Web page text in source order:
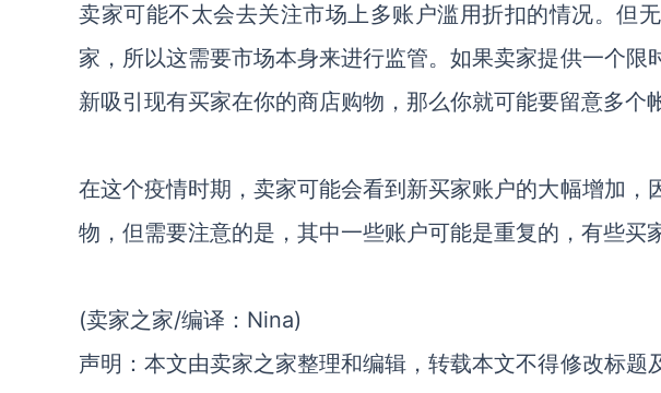
卖家可能不太会去关注市场上多账户滥用折扣的情况。但
家，所以这需要市场本身来进行监管。如果卖家提供一个限
新吸引现有买家在你的商店购物，那么你就可能要留意多个
在这个疫情时期，卖家可能会看到新买家账户的大幅增加，
物，但需要注意的是，其中一些账户可能是重复的，有些买
(卖家之家/编译：Nina)
声明：本文由卖家之家整理和编辑，转载本文不得修改标